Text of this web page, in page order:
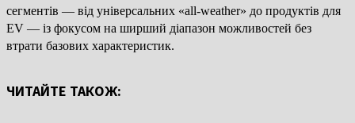
сегментів — від універсальних «all-weather» до продуктів для
EV — із фокусом на ширший діапазон можливостей без
втрати базових характеристик.
ЧИТАЙТЕ ТАКОЖ: